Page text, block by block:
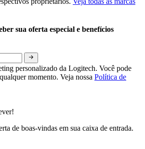
sua oferta especial e benefícios
personalizado da Logitech. Você pode
momento. Veja nossa Política de
de boas-vindas em sua caixa de entrada.